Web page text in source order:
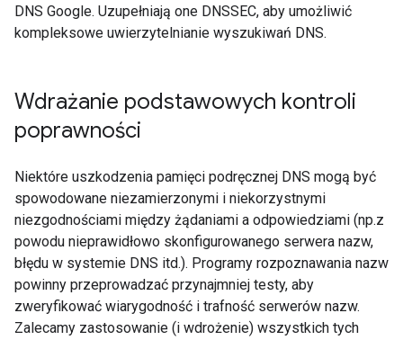
DNS Google. Uzupełniają one DNSSEC, aby umożliwić
kompleksowe uwierzytelnianie wyszukiwań DNS.
Wdrażanie podstawowych kontroli
poprawności
Niektóre uszkodzenia pamięci podręcznej DNS mogą być
spowodowane niezamierzonymi i niekorzystnymi
niezgodnościami między żądaniami a odpowiedziami (np.z
powodu nieprawidłowo skonfigurowanego serwera nazw,
błędu w systemie DNS itd.). Programy rozpoznawania nazw
powinny przeprowadzać przynajmniej testy, aby
zweryfikować wiarygodność i trafność serwerów nazw.
Zalecamy zastosowanie (i wdrożenie) wszystkich tych